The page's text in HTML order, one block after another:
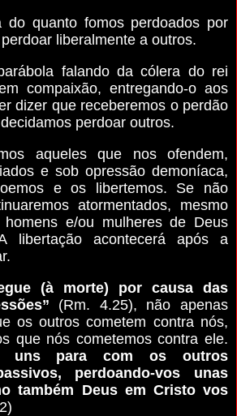
quanto fomos perdoados por
liberalmente a outros.
falando da cólera do rei
compaixão, entregando-o aos
dizer que receberemos o perdão
perdoar outros.
aqueles que nos ofendem,
e sob opressão demoníaca,
e os libertemos. Se não
atormentados, mesmo
e/ou mulheres de Deus
libertação acontecerá após a
(à morte) por causa das
(Rm. 4.25), não apenas
os outros cometem contra nós,
que nós cometemos contra ele.
uns para com os outros
perdoando-vos unas
também Deus em Cristo vos